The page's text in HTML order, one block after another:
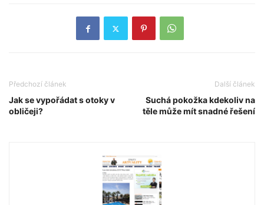
Předchozí článek
Jak se vypořádat s otoky v
obličeji?
Další článek
Suchá pokožka kdekoliv na
těle může mít snadné řešení